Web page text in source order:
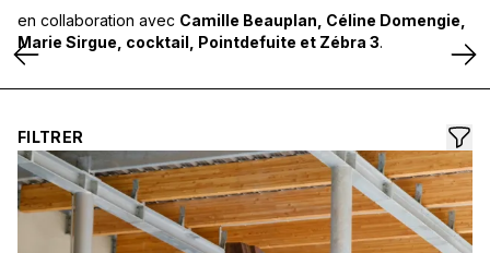
en collaboration avec Camille Beauplan, Céline Domengie,
Marie Sirgue, cocktail, Pointdefuite et Zébra 3.
FILTRER